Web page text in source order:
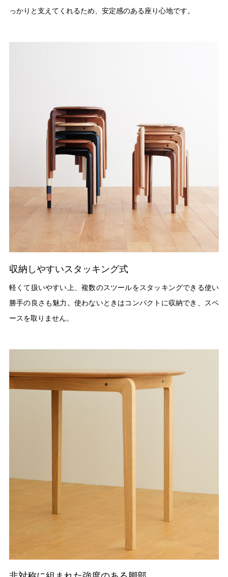
っかりと支えてくれるため、安定感のある座り心地です。
収納しやすいスタッキング式
軽くて扱いやすい上、複数のスツールをスタッキングできる使い
勝手の良さも魅力。使わないときはコンパクトに収納でき、スペ
ースを取りません。